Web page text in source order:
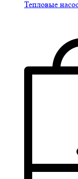
Тепловые